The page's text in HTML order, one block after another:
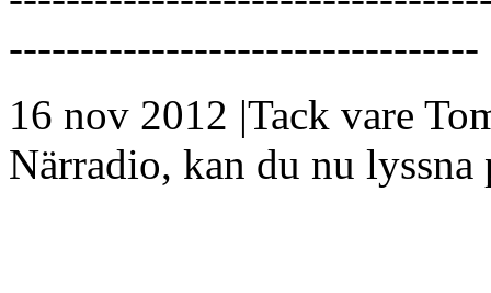
---------------------------------
16 nov 2012 |Tack vare
Närradio, kan du nu lyssna